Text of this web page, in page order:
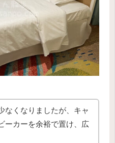
なくなりましたが、キャ
ーカーを余裕で置け、広